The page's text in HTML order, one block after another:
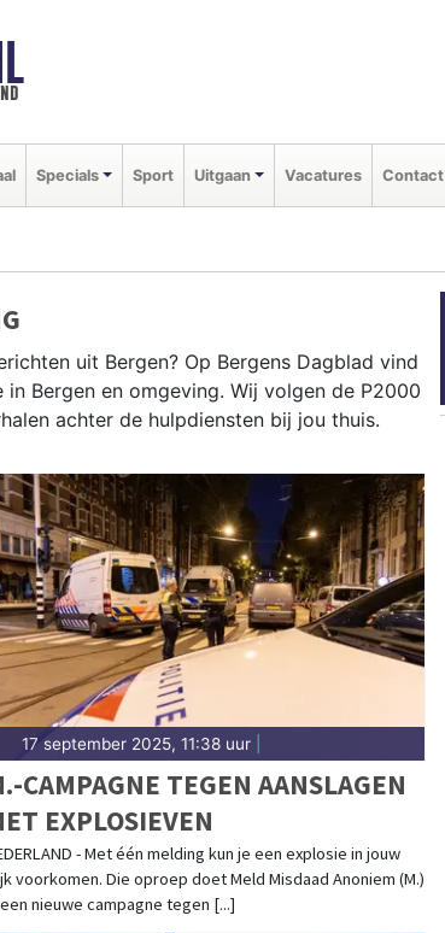
Specials Sport Uitgaan Vacatures Contact
uit Bergen? Op Bergens Dagblad vind
Bergen en omgeving. Wij volgen de P2000
achter de hulpdiensten bij jou thuis.
in Bergen centrum, Schoorl en
17 september 2025, 11:38 uur|
CAMPAGNE TEGEN AANSLAGEN
EXPLOSIEVEN
- Met één melding kun je een explosie in jouw
voorkomen. Die oproep doet Meld Misdaad Anoniem (M.)
nieuwe campagne tegen [...]